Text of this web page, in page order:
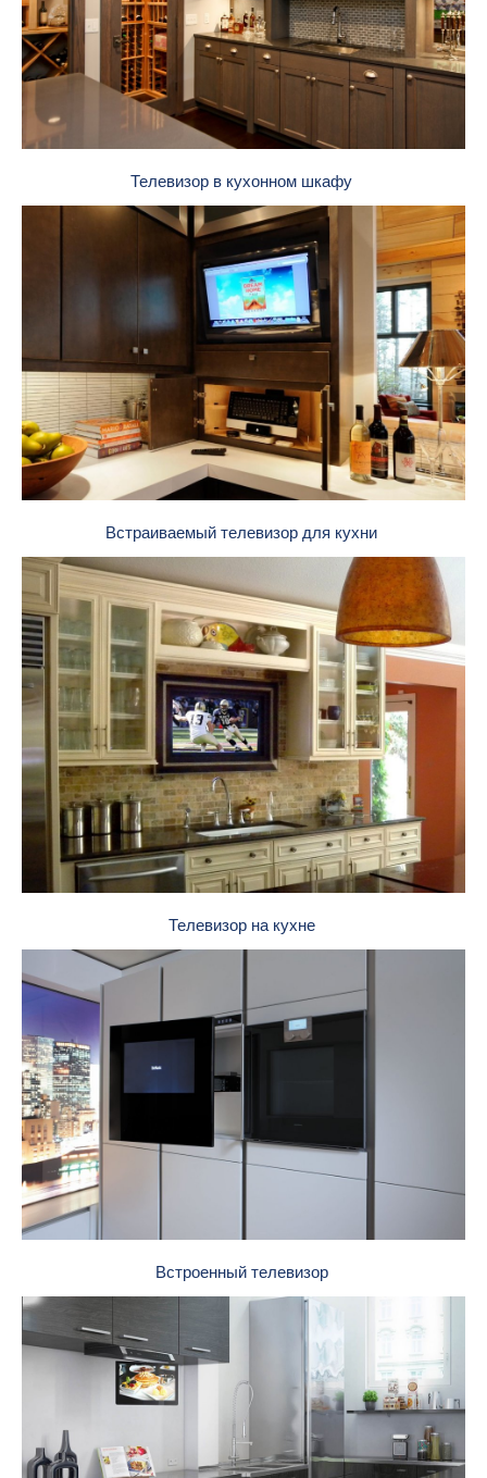
Телевизор в кухонном шкафу
Встраиваемый телевизор для кухни
Телевизор на кухне
Встроенный телевизор